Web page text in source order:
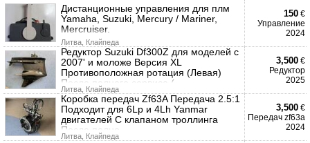
Дистанционные управления для плм
Yamaha, Suzuki, Mercury / Mariner,
Mercruiser.
Литва, Клайпеда
150 €
Управление
2024
Редуктор Suzuki Df300Z для моделей с
2007' и моложе Версия XL
Противоположная ротация (Левая)
После полного сервиса (
Литва, Клайпеда
3,500 €
Редуктор
2025
Коробка передач Zf63A Передача 2.5:1
Подходит для 6Lp и 4Lh Yanmar
двигателей С клапаном троллинга
После полно
Литва, Клайпеда
3,500 €
Передач zf63a
2024